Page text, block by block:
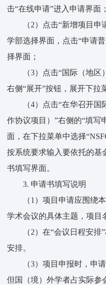
击“在线申请”进入申请界面；
（2）点击“新增项目
学部选择界面，点击“申请
择界面；
（3）点击“国际（地
右侧“展开”按钮，展开下拉
（4）点击“在华召开
作协议项目）”右侧的“填写
面，在下拉菜单中选择
按系统要求输入要依托的基
书填写界面。
3. 申请书填写说明
（1）项目申请应围绕
学术会议的具体主题，项目
（2）在“会议日程安
安排。
（3）项目申报时，申
但国（境）外学者占实际参